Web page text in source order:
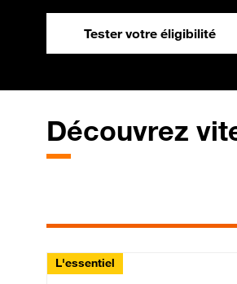
Tester votre éligibilité
Découvrez
L'essentiel